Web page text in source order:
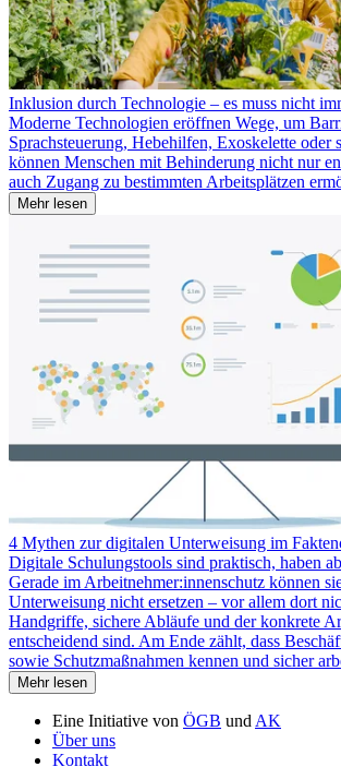
Inklusion durch Technologie – es muss nicht
Moderne Technologien eröffnen Wege, um
Sprachsteuerung, Hebehilfen, Exoskelette oder
können Menschen mit Behinderung nicht nur
auch Zugang zu bestimmten Arbeitsplätzen
Mehr lesen
4 Mythen zur digitalen Unterweisung im
Digitale Schulungstools sind praktisch, haben
Gerade im Arbeitnehmer:innenschutz können
Unterweisung nicht ersetzen – vor allem dort
Handgriffe, sichere Abläufe und der konkrete
entscheidend sind. Am Ende zählt, dass
sowie Schutzmaßnahmen kennen und sicher
Mehr lesen
Eine Initiative von ÖGB und AK
Über uns
Kontakt